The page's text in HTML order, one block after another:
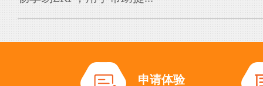
申请体验